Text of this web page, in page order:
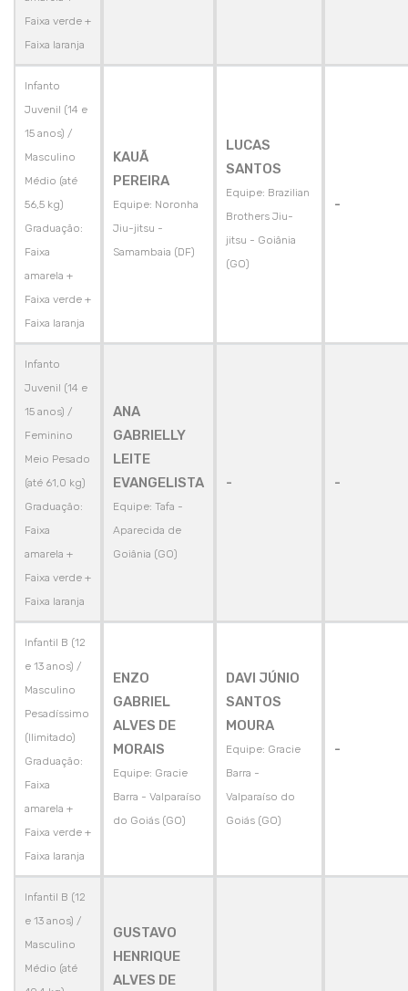
Faixa verde +
Faixa laranja
Infanto
Juvenil (14 e
15 anos) /
Masculino
Médio (até
56,5 kg)
Graduação:
Faixa
amarela +
Faixa verde +
Faixa laranja
KAUÃ
PEREIRA
Equipe: Noronha
Jiu-jitsu -
Samambaia (DF)
LUCAS
SANTOS
Equipe: Brazilian
Brothers Jiu-
jitsu - Goiânia
(GO)
-
Infanto
Juvenil (14 e
15 anos) /
Feminino
Meio Pesado
(até 61,0 kg)
Graduação:
Faixa
amarela +
Faixa verde +
Faixa laranja
ANA
GABRIELLY
LEITE
EVANGELISTA
Equipe: Tafa -
Aparecida de
Goiânia (GO)
- -
Infantil B (12
e 13 anos) /
Masculino
Pesadíssimo
(Ilimitado)
Graduação:
Faixa
amarela +
Faixa verde +
Faixa laranja
ENZO
GABRIEL
ALVES DE
MORAIS
Equipe: Gracie
Barra - Valparaíso
do Goiás (GO)
DAVI JÚNIO
SANTOS
MOURA
Equipe: Gracie
Barra -
Valparaíso do
Goiás (GO)
-
Infantil B (12
e 13 anos) /
Masculino
Médio (até
GUSTAVO
HENRIQUE
ALVES DE